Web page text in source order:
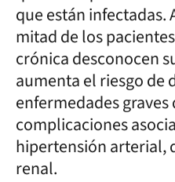
que están
mitad de los
crónica desconocen
aumenta el riesgo de
enfermedades
complicaciones
hipertensión arterial,
renal.